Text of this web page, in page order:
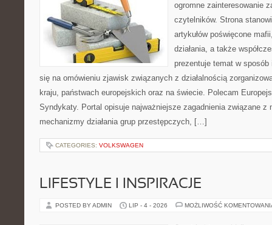
ogromne zainteresowanie
czytelników. Strona
artykułów poświęcone
działania, a także
prezentuje temat w
się na omówieniu zjawisk związanych z działalnością
kraju, państwach europejskich oraz na świecie. Polecam
Syndykaty. Portal opisuje najważniejsze zagadnienia związane z
mechanizmy działania grup przestępczych, […]
CATEGORIES: VOLKSWAGEN
LIFESTYLE I INSPIRACJE
POSTED BY ADMIN LIP - 4 - 2026 MOŻLIWOŚĆ